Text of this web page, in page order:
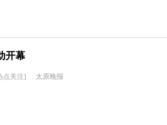
开幕
点关注] 太原晚报